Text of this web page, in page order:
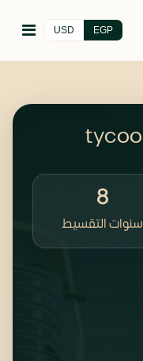
EGP
USD
8
سنوات التقسيط